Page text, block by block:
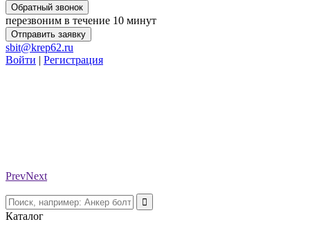
Обратный звонок
перезвоним в течение 10 минут
Отправить заявку
sbit@krep62.ru
Войти | Регистрация
PrevNext
Каталог